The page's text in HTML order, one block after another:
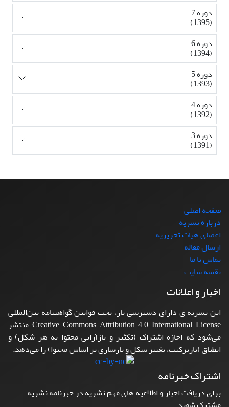
دوره 7
(1395)
دوره 6
(1394)
دوره 5
(1393)
دوره 4
(1392)
دوره 3
(1391)
صفحه اصلی
درباره نشریه
اعضای هیات تحریریه
ارسال مقاله
تماس با ما
نقشه سایت
اخبار و اعلانات
این نشریه ی دارای دسترسی باز، تحت قوانین گواهینامه بین‌المللی
Creative Commons Attribution 4.0 International License منتشر
می‌شود که اجازه اشتراک (تکثیر و بازآرایی محتوا به هر شکل) و
انطباق (بازترکیب، تغییر شکل و بازسازی بر اساس محتوا) را می‌دهد.
اشتراک خبرنامه
برای دریافت اخبار و اطلاعیه های مهم نشریه در خبرنامه نشریه